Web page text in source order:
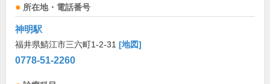
所在地・電話番号
神明駅
福井県鯖江市三六町1-2-31 [地図]
0778-51-2260